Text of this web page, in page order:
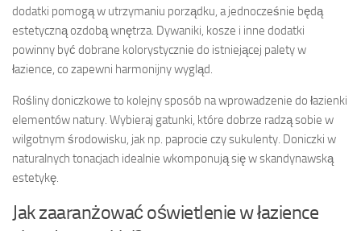
dodatki pomogą w utrzymaniu porządku, a jednocześnie będą
estetyczną ozdobą wnętrza. Dywaniki, kosze i inne dodatki
powinny być dobrane kolorystycznie do istniejącej palety w
łazience, co zapewni harmonijny wygląd.
Rośliny doniczkowe to kolejny sposób na wprowadzenie do łazienki
elementów natury. Wybieraj gatunki, które dobrze radzą sobie w
wilgotnym środowisku, jak np. paprocie czy sukulenty. Doniczki w
naturalnych tonacjach idealnie wkomponują się w skandynawską
estetykę.
Jak zaaranżować oświetlenie w łazience